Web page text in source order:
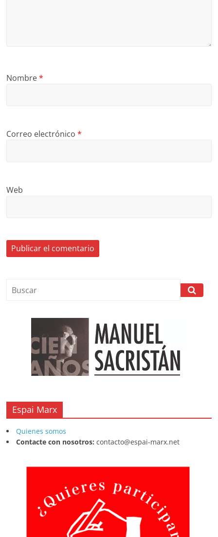
Nombre*
Correo electrónico*
Web
Espai Marx
Quienes somos
Contacte con nosotros: contacto@espai-marx.net